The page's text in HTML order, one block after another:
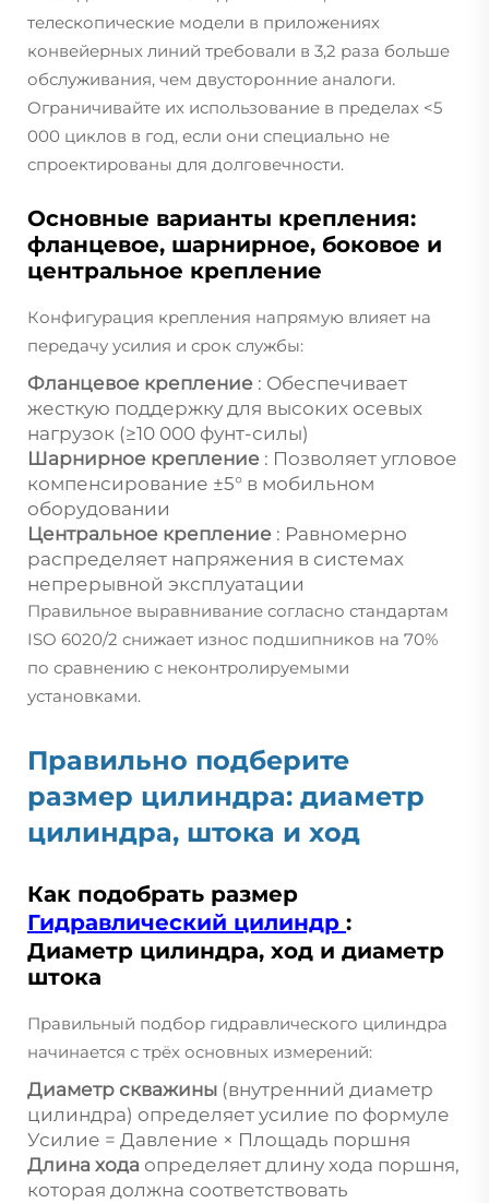
телескопические модели в приложениях
конвейерных линий требовали в 3,2 раза больше
обслуживания, чем двусторонние аналоги.
Ограничивайте их использование в пределах <5
000 циклов в год, если они специально не
спроектированы для долговечности.
Основные варианты крепления:
фланцевое, шарнирное, боковое и
центральное крепление
Конфигурация крепления напрямую влияет на
передачу усилия и срок службы:
Фланцевое крепление : Обеспечивает
жесткую поддержку для высоких осевых
нагрузок (≥10 000 фунт-силы)
Шарнирное крепление : Позволяет угловое
компенсирование ±5° в мобильном
оборудовании
Центральное крепление : Равномерно
распределяет напряжения в системах
непрерывной эксплуатации
Правильное выравнивание согласно стандартам
ISO 6020/2 снижает износ подшипников на 70%
по сравнению с неконтролируемыми
установками.
Правильно подберите
размер цилиндра: диаметр
цилиндра, штока и ход
Как подобрать размер
Гидравлический цилиндр :
Диаметр цилиндра, ход и диаметр
штока
Правильный подбор гидравлического цилиндра
начинается с трёх основных измерений:
Диаметр скважины (внутренний диаметр
цилиндра) определяет усилие по формуле
Усилие = Давление × Площадь поршня
Длина хода определяет длину хода поршня,
которая должна соответствовать